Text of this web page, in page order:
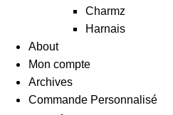
Charmz
Harnais
About
Mon compte
Archives
Commande Personnalisé